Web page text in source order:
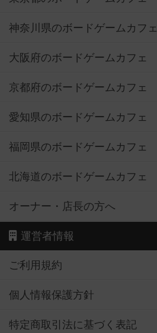
神奈川県のボードゲームカフェ
大阪府のボードゲームカフェ
京都府のボードゲームカフェ
愛知県のボードゲームカフェ
福岡県のボードゲームカフェ
北海道のボードゲームカフェ
オーナー・店長の方へ
運営者情報
ご利用規約
個人情報保護方針
特定商取引法に基づく表記